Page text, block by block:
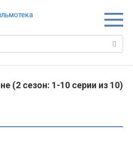
(2 сезон: 1-10 серии из 10)